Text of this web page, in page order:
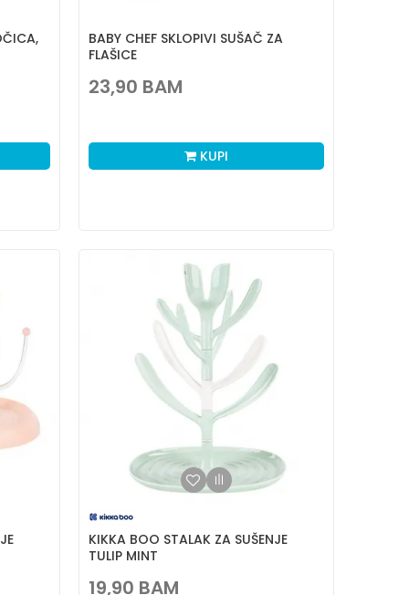
BABY CHEF SKLOPIVI SUŠAČ ZA
FLAŠICE
23,90 BAM
KUPI
KIKKA BOO STALAK ZA SUŠENJE
TULIP MINT
19,90 BAM